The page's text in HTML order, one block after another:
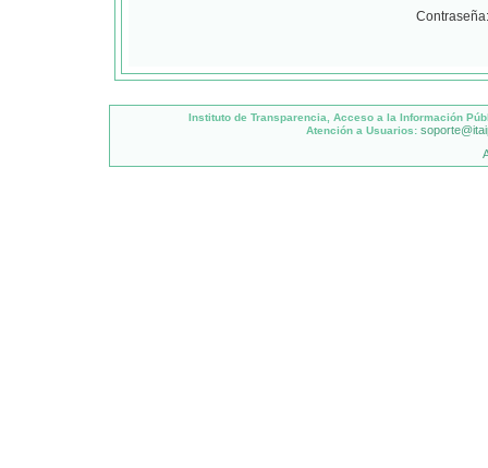
Contraseña:
Instituto de Transparencia, Acceso a la Información
Atención a Usuarios: